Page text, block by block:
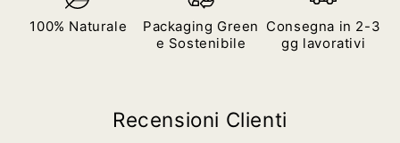
100% Naturale
Packaging Green
e Sostenibile
Consegna in 2-3
gg lavorativi
Recensioni Clienti